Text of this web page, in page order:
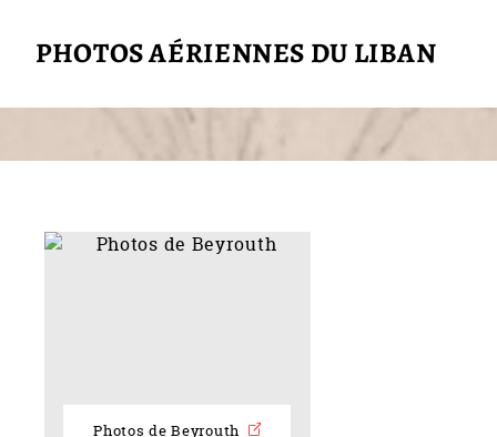
PHOTOS AÉRIENNES DU LIBAN
Photos de Beyrouth